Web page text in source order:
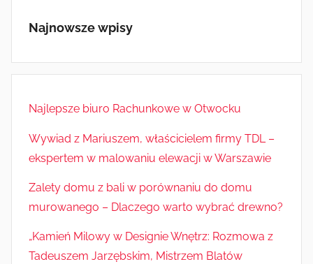
Najnowsze wpisy
Najlepsze biuro Rachunkowe w Otwocku
Wywiad z Mariuszem, właścicielem firmy TDL –
ekspertem w malowaniu elewacji w Warszawie
Zalety domu z bali w porównaniu do domu
murowanego – Dlaczego warto wybrać drewno?
„Kamień Milowy w Designie Wnętrz: Rozmowa z
Tadeuszem Jarzębskim, Mistrzem Blatów